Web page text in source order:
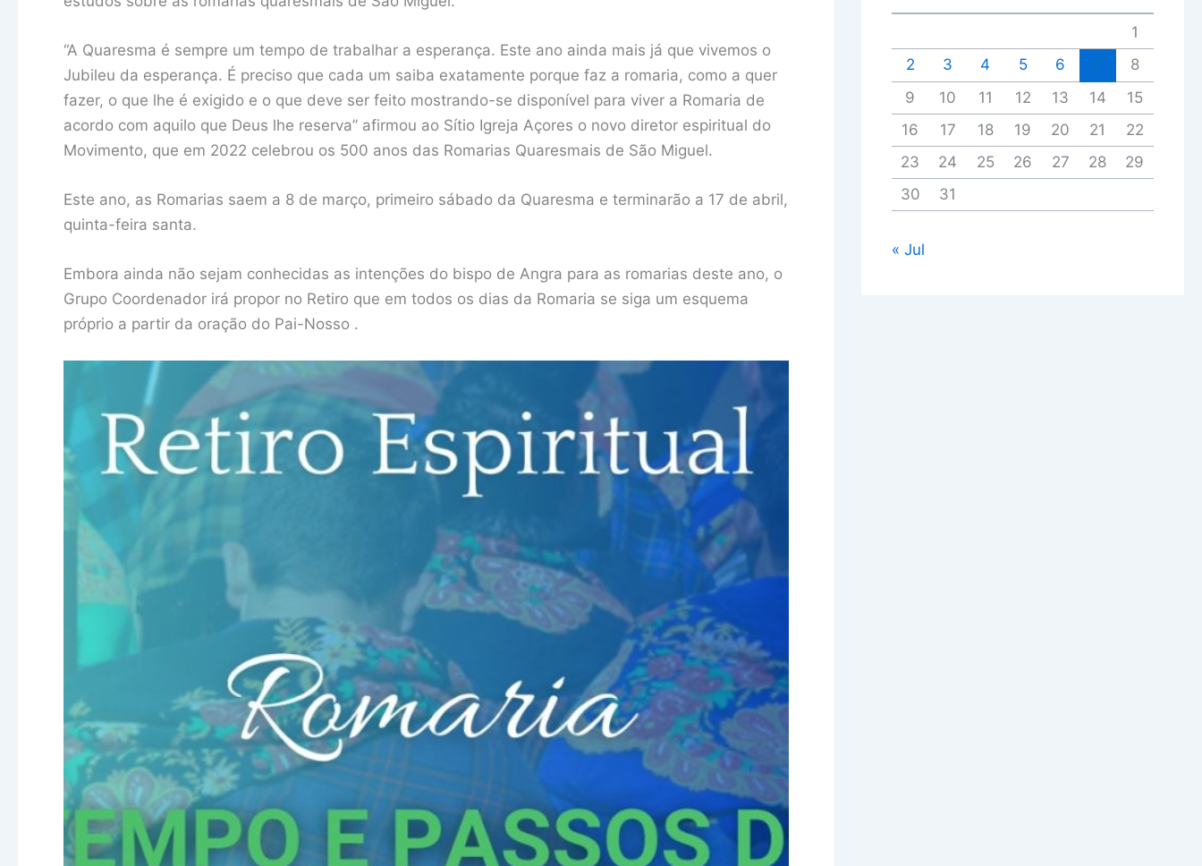
“A Quaresma é sempre um tempo de trabalhar a esperança. Este ano ainda mais já que vivemos o
Jubileu da esperança. É preciso que cada um saiba exatamente porque faz a romaria, como a quer
fazer, o que lhe é exigido e o que deve ser feito mostrando-se disponível para viver a Romaria de
acordo com aquilo que Deus lhe reserva” afirmou ao Sítio Igreja Açores o novo diretor espiritual do
Movimento, que em 2022 celebrou os 500 anos das Romarias Quaresmais de São Miguel.
Este ano, as Romarias saem a 8 de março, primeiro sábado da Quaresma e terminarão a 17 de abril,
quinta-feira santa.
Embora ainda não sejam conhecidas as intenções do bispo de Angra para as romarias deste ano, o
Grupo Coordenador irá propor no Retiro que em todos os dias da Romaria se siga um esquema
próprio a partir da oração do Pai-Nosso .
1
2
3 4 5 6
8
9
10 11 12 13 14
15
16
17 18 19 20 21
22
23
24 25 26 27 28
29
30
31
« Jul